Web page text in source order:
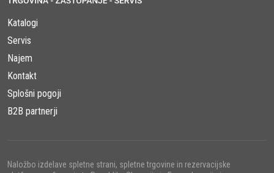
Katalogi
Servis
Najem
Kontakt
Splošni pogoji
B2B partnerji
Naložbo izdelave spletne strani, spletne trgovine in rezervacijske